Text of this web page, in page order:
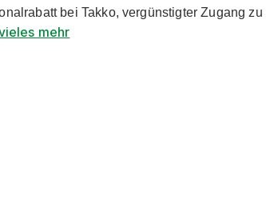
bei Takko, vergünstigter Zugang zu
mehr